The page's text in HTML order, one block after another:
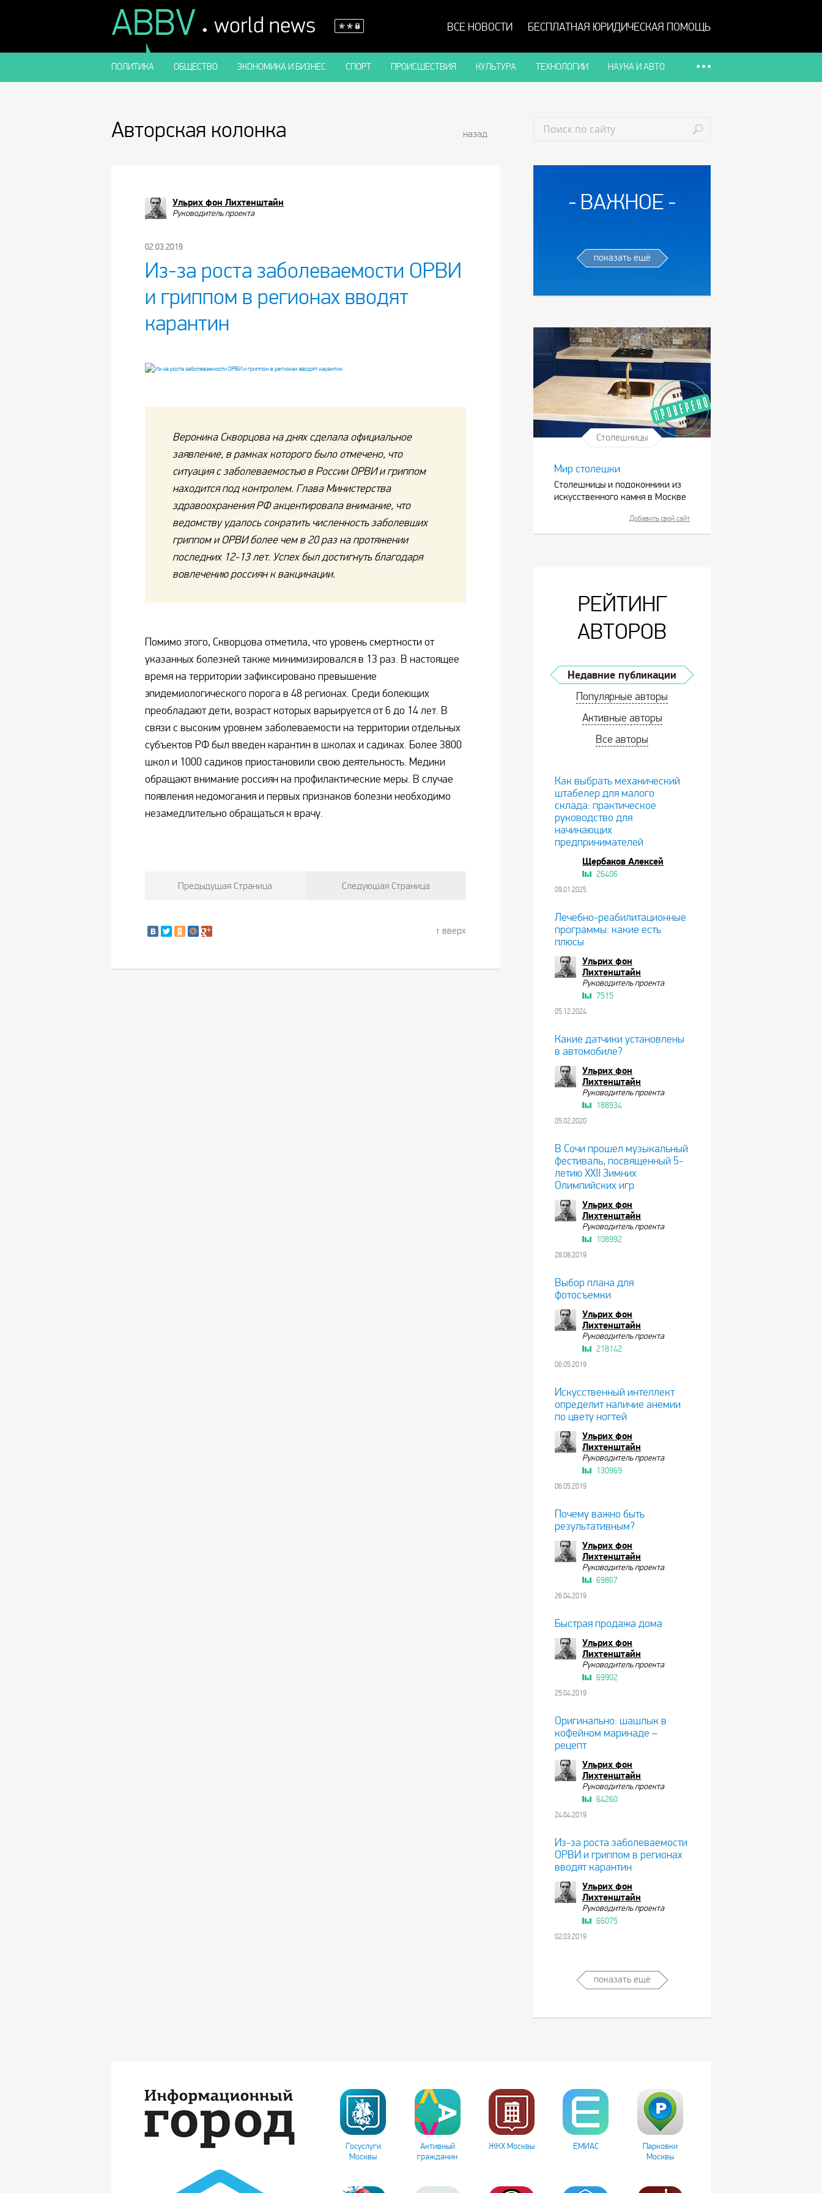
ABBV . world news ВСЕ НОВОСТИ БЕСПЛАТНАЯ ЮРИДИЧЕСКАЯ ПОМОЩЬ
ПОЛИТИКА ОБЩЕСТВО ЭКОНОМИКА И БИЗНЕС СПОРТ ПРОИСШЕСТВИЯ КУЛЬТУРА ТЕХНОЛОГИИ НАУКА И АВТО
ВАЖНОЕ
показать ещё
Столешницы
Мир столешки
Столешницы и подоконники из
искусственного камня в Москве
Добавить свой сайт
РЕЙТИНГ
АВТОРОВ
Недавние публикации
Популярные авторы
Активные авторы
Все авторы
Как выбрать механический
штабелер для малого
склада: практическое
руководство для
начинающих
предпринимателей
Щербаков Алексей
26406
09.01.2025
Лечебно-реабилитационные
программы: какие есть
плюсы
Ульрих фон
Лихтенштайн
Руководитель проекта
7515
05.12.2024
Какие датчики установлены
в автомобиле?
Ульрих фон
Лихтенштайн
Руководитель проекта
188934
05.02.2020
В Сочи прошел музыкальный
фестиваль, посвященный 5-
летию XXII Зимних
Олимпийских игр
Ульрих фон
Лихтенштайн
Руководитель проекта
108992
28.08.2019
Выбор плана для
фотосъемки
Ульрих фон
Лихтенштайн
Руководитель проекта
218142
06.05.2019
Искусственный интеллект
определит наличие анемии
по цвету ногтей
Ульрих фон
Лихтенштайн
Руководитель проекта
130969
06.05.2019
Почему важно быть
результативным?
Ульрих фон
Лихтенштайн
Руководитель проекта
69867
26.04.2019
Быстрая продажа дома
Ульрих фон
Лихтенштайн
Руководитель проекта
69902
25.04.2019
Оригинально: шашлык в
кофейном маринаде –
рецепт
Ульрих фон
Лихтенштайн
Руководитель проекта
64260
24.04.2019
Из-за роста заболеваемости
ОРВИ и гриппом в регионах
вводят карантин
Ульрих фон
Лихтенштайн
Руководитель проекта
66075
02.03.2019
показать ещё
Авторская колонка назад
Ульрих фон Лихтенштайн
Руководитель проекта
02.03.2019
Из-за роста заболеваемости ОРВИ
и гриппом в регионах вводят
карантин
Вероника Скворцова на днях сделала официальное
заявление, в рамках которого было отмечено, что
ситуация с заболеваемостью в России ОРВИ и гриппом
находится под контролем. Глава Министерства
здравоохранения РФ акцентировала внимание, что
ведомству удалось сократить численность заболевших
гриппом и ОРВИ более чем в 20 раз на протяжении
последних 12-13 лет. Успех был достигнуть благодаря
вовлечению россиян к вакцинации.
Помимо этого, Скворцова отметила, что уровень смертности от
указанных болезней также минимизировался в 13 раз. В настоящее
время на территории зафиксировано превышение
эпидемиологического порога в 48 регионах. Среди болеющих
преобладают дети, возраст которых варьируется от 6 до 14 лет. В
связи с высоким уровнем заболеваемости на территории отдельных
субъектов РФ был введен карантин в школах и садиках. Более 3800
школ и 1000 садиков приостановили свою деятельность. Медики
обращают внимание россиян на профилактические меры. В случае
появления недомогания и первых признаков болезни необходимо
незамедлительно обращаться к врачу.
Предыдущая Страница Следующая Страница
вверх
Госуслуги
Москвы
Активный
гражданин
ЖКХ Москвы ЕМИАС
Парковки
Москвы